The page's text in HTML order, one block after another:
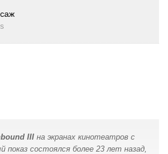
III на экранах кинотеатров с
показ состоялся более 23 лет назад,